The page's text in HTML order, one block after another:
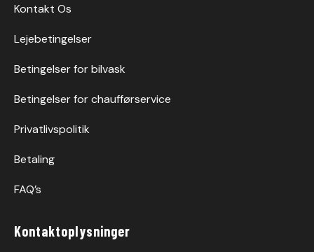
Kontakt Os
Lejebetingelser
Betingelser for bilvask
Betingelser for chaufførservice
Privatlivspolitik
Betaling
FAQ’s
Kontaktoplysninger